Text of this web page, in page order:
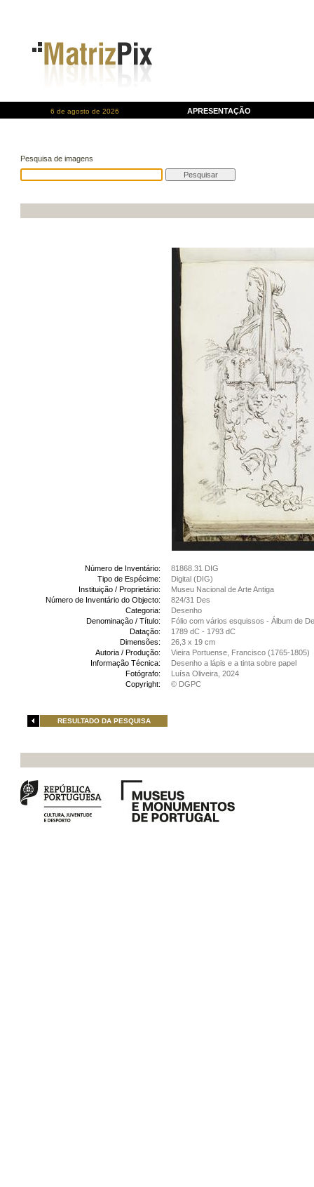
6 de agosto de 2026 APRESENTAÇÃO
Pesquisa de imagens
Número de Inventário:
81868.31 DIG
Tipo de Espécime:
Digital (DIG)
Instituição / Proprietário:
Museu Nacional de Arte Antiga
Número de Inventário do Objecto:
824/31 Des
Categoria:
Desenho
Denominação / Título:
Fólio com vários esquissos - Álbum de
Datação:
1789 dC - 1793 dC
Dimensões:
26,3 x 19 cm
Autoria / Produção:
Vieira Portuense, Francisco (1765-1805)
Informação Técnica:
Desenho a lápis e a tinta sobre papel
Fotógrafo:
Luísa Oliveira, 2024
Copyright:
© DGPC
RESULTADO DA PESQUISA